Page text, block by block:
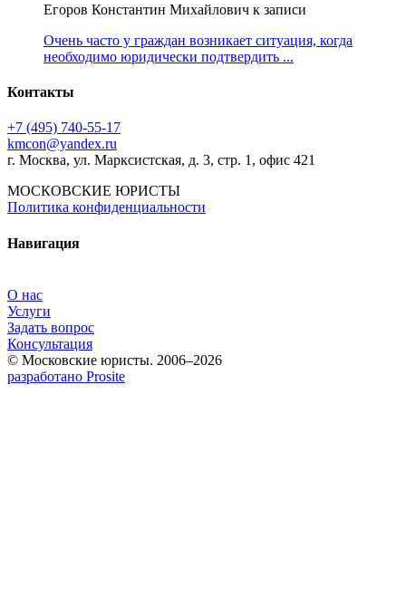
Егоров Константин Михайлович к записи
Очень часто у граждан возникает ситуация, когда
необходимо юридически подтвердить ...
Контакты
+7 (495) 740‑55‑17
kmcon@yandex.ru
г. Москва, ул. Марксистская, д. 3, стр. 1, офис 421
МОСКОВСКИЕ ЮРИСТЫ
Политика конфиденциальности
Навигация
О нас
Услуги
Задать вопрос
Консультация
© Московские юристы. 2006–2026
разработано Prosite